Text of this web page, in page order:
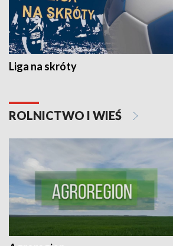
Liga na skróty
ROLNICTWO I WIEŚ